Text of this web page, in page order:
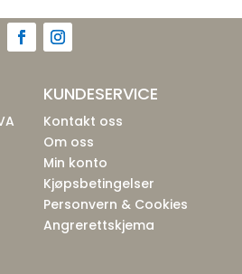
KUNDESERVICE
Kontakt oss
Om oss
Min konto
Kjøpsbetingelser
Personvern & Cookies
Angrerettskjema